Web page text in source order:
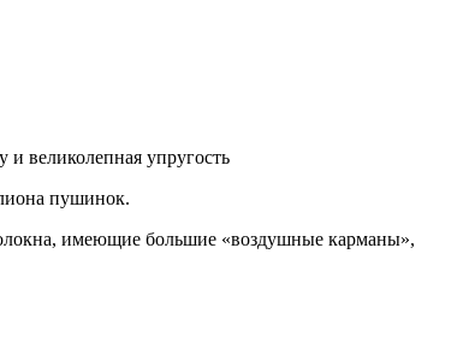
и великолепная упругость
пушинок.
имеющие большие «воздушные карманы»,